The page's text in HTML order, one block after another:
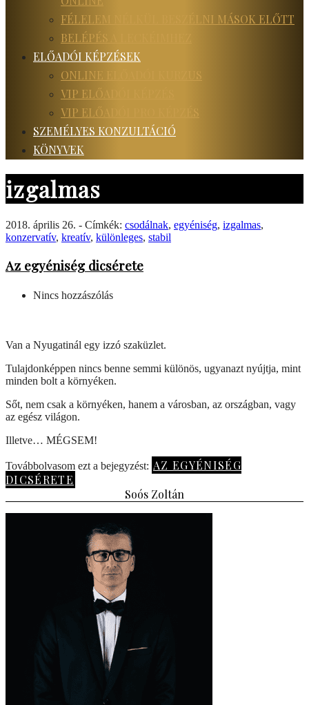
FÉLELEM NÉLKÜL BESZÉLNI MÁSOK ELŐTT
BELÉPÉS A LECKÉIMHEZ
ELŐADÓI KÉPZÉSEK
ONLINE ELŐADÓI KURZUS
VIP ELŐADÓI KÉPZÉS
VIP ELŐADÓI PRO KÉPZÉS
SZEMÉLYES KONZULTÁCIÓ
KÖNYVEK
izgalmas
2018. április 26. - Címkék: csodálnak, egyéniség, izgalmas,
konzervatív, kreatív, különleges, stabil
Az egyéniség dicsérete
Nincs hozzászólás
Van a Nyugatinál egy izzó szaküzlet.
Tulajdonképpen nincs benne semmi különös, ugyanazt nyújtja, mint
minden bolt a környéken.
Sőt, nem csak a környéken, hanem a városban, az országban, vagy
az egész világon.
Illetve… MÉGSEM!
Továbbolvasom ezt a bejegyzést: AZ EGYÉNISÉG
DICSÉRETE
Soós Zoltán